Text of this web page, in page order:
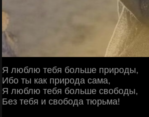
Я люблю тебя больше природы,
Ибо ты как природа сама,
Я люблю тебя больше свободы,
Без тебя и свобода тюрьма!